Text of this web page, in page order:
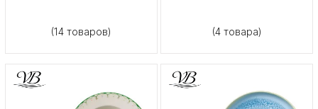
(14 товаров) (4 товара)